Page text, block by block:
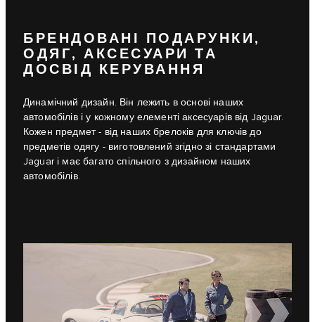
БРЕНДОВАНІ ПОДАРУНКИ,
ОДЯГ, АКСЕСУАРИ ТА
ДОСВІД КЕРУВАННЯ
Динамічний дизайн. Він лежить в основі наших
автомобілів і у кожному елементі аксесуарів від Jaguar.
Кожен предмет - від наших брелоків для ключів до
предметів одягу - виготовлений згідно зі стандартами
Jaguar і має багато спільного з дизайном наших
автомобілів.